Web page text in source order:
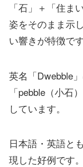
「石」＋「住ま
姿をそのまま示
い響きが特徴です
英名「Dwebble
「pebble（小石
しています。
日本語・英語と
現した好例です。